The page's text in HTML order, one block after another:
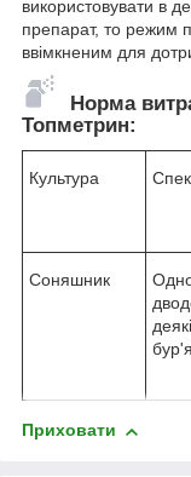
використовувати в
препарат, то режим
ввімкненим для
Норма
Топметрин:
Культура
Соняшник
Приховати